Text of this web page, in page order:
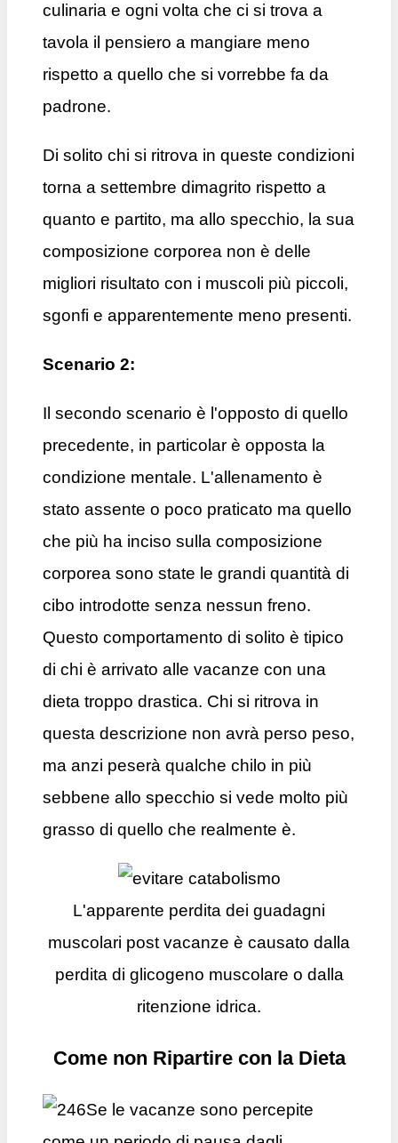
culinaria e ogni volta che ci si trova a
tavola il pensiero a mangiare meno
rispetto a quello che si vorrebbe fa da
padrone.
Di solito chi si ritrova in queste condizioni
torna a settembre dimagrito rispetto a
quanto e partito, ma allo specchio, la sua
composizione corporea non è delle
migliori risultato con i muscoli più piccoli,
sgonfi e apparentemente meno presenti.
Scenario 2:
Il secondo scenario è l'opposto di quello
precedente, in particolar è opposta la
condizione mentale. L'allenamento è
stato assente o poco praticato ma quello
che più ha inciso sulla composizione
corporea sono state le grandi quantità di
cibo introdotte senza nessun freno.
Questo comportamento di solito è tipico
di chi è arrivato alle vacanze con una
dieta troppo drastica. Chi si ritrova in
questa descrizione non avrà perso peso,
ma anzi peserà qualche chilo in più
sebbene allo specchio si vede molto più
grasso di quello che realmente è.
L'apparente perdita dei guadagni
muscolari post vacanze è causato dalla
perdita di glicogeno muscolare o dalla
ritenzione idrica.
Come non Ripartire con la Dieta
Se le vacanze sono percepite